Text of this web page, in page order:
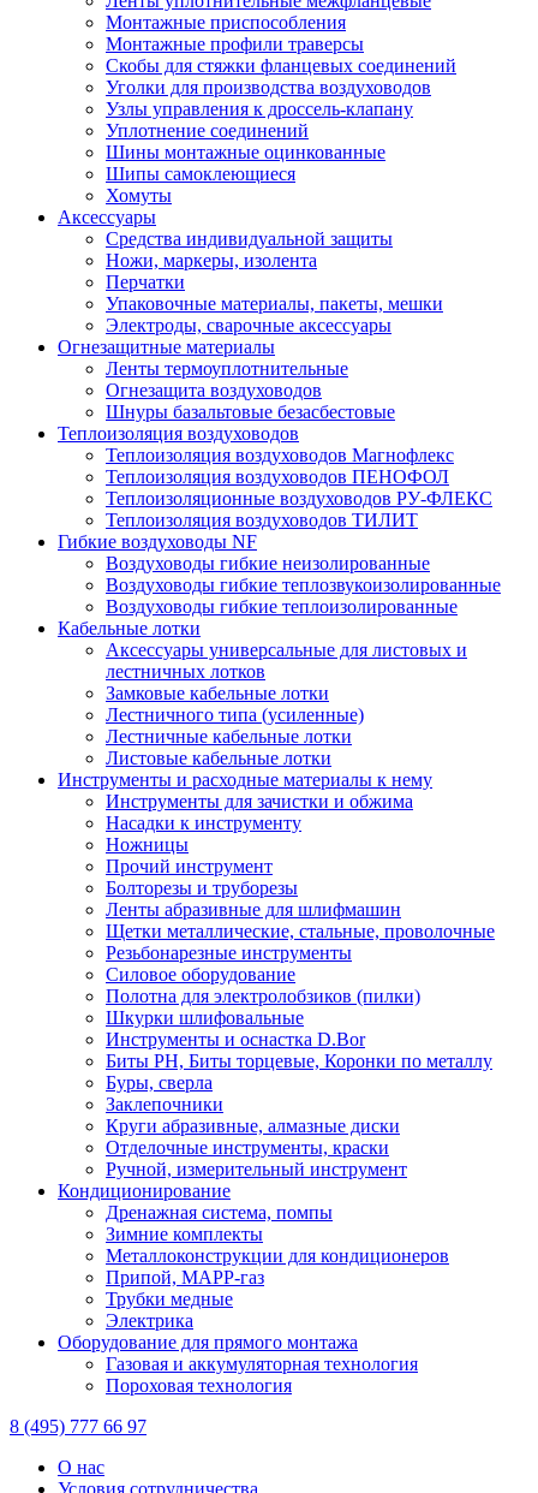
Монтажные приспособления
Монтажные профили траверсы
Скобы для стяжки фланцевых соединений
Уголки для производства воздуховодов
Узлы управления к дроссель-клапану
Уплотнение соединений
Шины монтажные оцинкованные
Шипы самоклеющиеся
Хомуты
Аксессуары
Средства индивидуальной защиты
Ножи, маркеры, изолента
Перчатки
Упаковочные материалы, пакеты, мешки
Электроды, сварочные аксессуары
Огнезащитные материалы
Ленты термоуплотнительные
Огнезащита воздуховодов
Шнуры базальтовые безасбестовые
Теплоизоляция воздуховодов
Теплоизоляция воздуховодов Магнофлекс
Теплоизоляция воздуховодов ПЕНОФОЛ
Теплоизоляционные воздуховодов РУ-ФЛЕКС
Теплоизоляция воздуховодов ТИЛИТ
Гибкие воздуховоды NF
Воздуховоды гибкие неизолированные
Воздуховоды гибкие теплозвукоизолированные
Воздуховоды гибкие теплоизолированные
Кабельные лотки
Аксессуары универсальные для листовых и
лестничных лотков
Замковые кабельные лотки
Лестничного типа (усиленные)
Лестничные кабельные лотки
Листовые кабельные лотки
Инструменты и расходные материалы к нему
Инструменты для зачистки и обжима
Насадки к инструменту
Ножницы
Прочий инструмент
Болторезы и труборезы
Ленты абразивные для шлифмашин
Щетки металлические, стальные, проволочные
Резьбонарезные инструменты
Силовое оборудование
Полотна для электролобзиков (пилки)
Шкурки шлифовальные
Инструменты и оснастка D.Bor
Биты PH, Биты торцевые, Коронки по металлу
Буры, сверла
Заклепочники
Круги абразивные, алмазные диски
Отделочные инструменты, краски
Ручной, измерительный инструмент
Кондиционирование
Дренажная система, помпы
Зимние комплекты
Металлоконструкции для кондиционеров
Припой, МАРР-газ
Трубки медные
Электрика
Оборудование для прямого монтажа
Газовая и аккумуляторная технология
Пороховая технология
8 (495) 777 66 97
О нас
Условия сотрудничества